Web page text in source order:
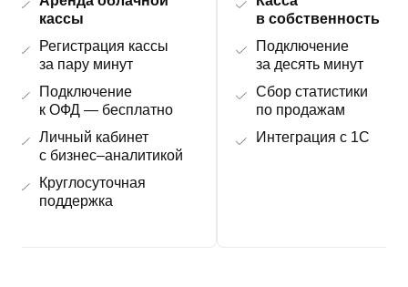
кассы
Регистрация кассы
за пару минут
Подключение
к ОФД — бесплатно
Личный кабинет
с бизнес–аналитикой
Круглосуточная
поддержка
в собственность
Подключение
за десять минут
Сбор статистики
по продажам
Интеграция с 1С